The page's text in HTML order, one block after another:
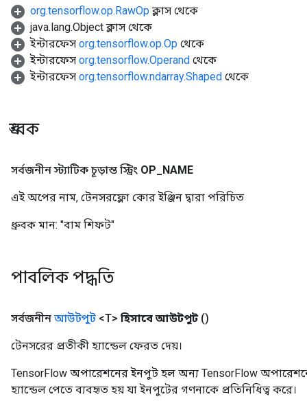
org.tensorflow.op.RawOp ক্লাস থেকে
java.lang.Object ক্লাস থেকে
ইন্টারফেস org.tensorflow.op.Op থেকে
ইন্টারফেস org.tensorflow.Operand থেকে
ইন্টারফেস org.tensorflow.ndarray.Shaped থেকে
ধ্রুবক
সর্বজনীন স্ট্যাটিক চূড়ান্ত স্ট্রিং OP NAME
এই অপের নাম, টেনসরফ্লো কোর ইঞ্জিন দ্বারা পরিচিত
ধ্রুবক মান: "বাম শিফট"
পাবলিক পদ্ধতি
সর্বজনীন আউটপুট <T> হিসাবে আউটপুট ()
টেনসরের প্রতীকী হ্যান্ডেল ফেরত দেয়।
TensorFlow অপারেশনের ইনপুট হল অন্য TensorFlow
হ্যান্ডেল পেতে ব্যবহৃত হয় যা ইনপুটের গণনাকে প্রতিনিধিত্ব করে।